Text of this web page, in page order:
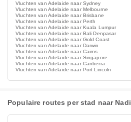
Vluchten van Adelaide naar Sydney
Vluchten van Adelaide naar Melbourne
Vluchten van Adelaide naar Brisbane
Vluchten van Adelaide naar Perth
Vluchten van Adelaide naar Kuala Lumpur
Vluchten van Adelaide naar Bali Denpasar
Vluchten van Adelaide naar Gold Coast
Vluchten van Adelaide naar Darwin
Vluchten van Adelaide naar Cairns
Vluchten van Adelaide naar Singapore
Vluchten van Adelaide naar Canberra
Vluchten van Adelaide naar Port Lincoln
Populaire routes per stad naar Nadi